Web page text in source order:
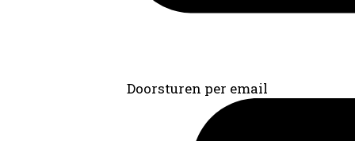
Doorsturen per email